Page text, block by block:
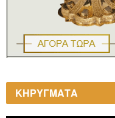
ΚΗΡΥΓΜΑΤΑ